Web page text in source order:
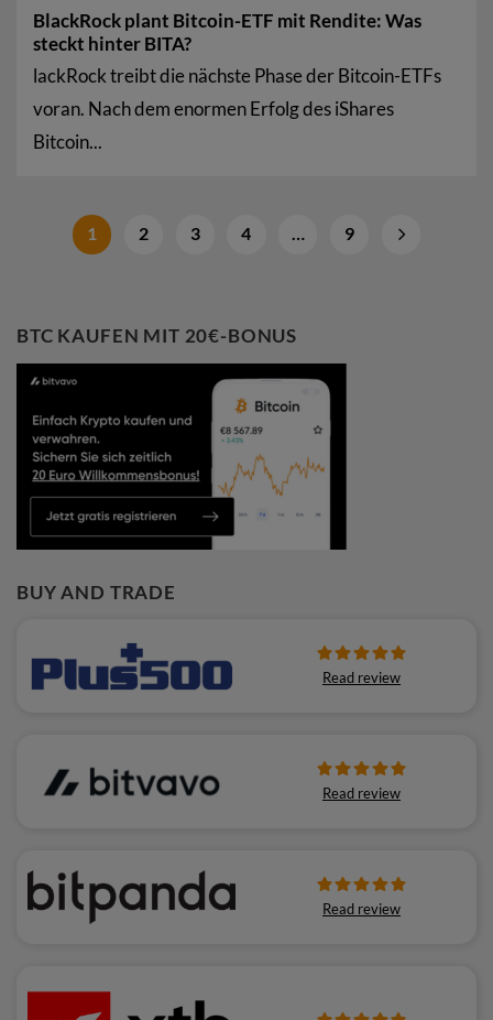
BlackRock plant Bitcoin-ETF mit Rendite: Was
steckt hinter BITA?
lackRock treibt die nächste Phase der Bitcoin-ETFs
voran. Nach dem enormen Erfolg des iShares
Bitcoin...
1 2 3 4 … 9
BTC KAUFEN MIT 20€-BONUS
BUY AND TRADE
Read review
Read review
Read review